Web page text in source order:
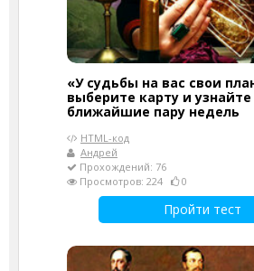
«У судьбы на вас свои
выберите карту и
ближайшие пару недель
HTML-код
Андрей
Прохождений: 76
Просмотров: 224
0
Пройти тест